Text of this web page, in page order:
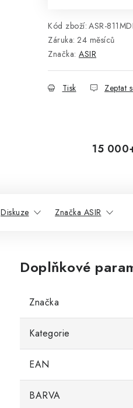
Kód zboží: ASR-
Záruka: 24 měsíců
Značka: ASIR
Tisk Zeptat
15
Diskuze Značka ASIR
Doplňkové
Značka
Kategorie
EAN
BARVA